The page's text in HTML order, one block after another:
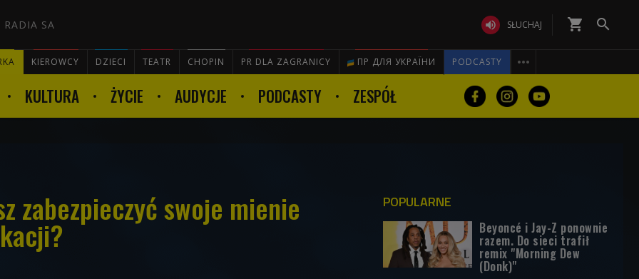
RADIA SA  SŁUCHAJ shopping_cart 
KIEROWCY DZIECI TEATR CHOPIN PR DLA ZAGRANICY ПР ДЛЯ УКРАЇНИ PODCASTY 

KULTURA ŻYCIE AUDYCJE PODCASTY ZESPÓŁ
zabezpieczyć swoje mienie POPULARNE
Beyoncé i Jay-Z ponownie
razem. Do sieci trafił
remix "Morning Dew
(Donk)"